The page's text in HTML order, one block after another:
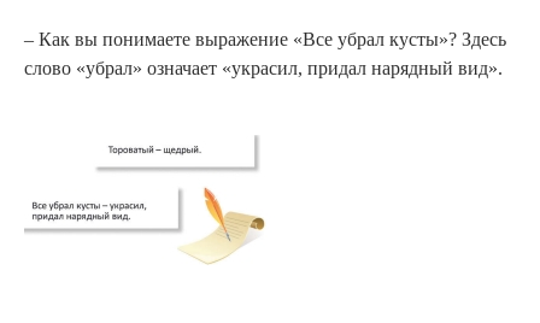
– Как вы понимаете выражение «Все убрал кусты»? Здесь
слово «убрал» означает «украсил, придал нарядный вид».